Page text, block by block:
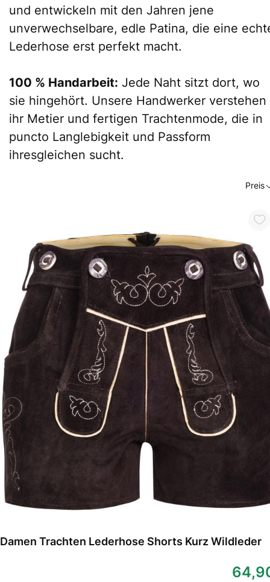
und entwickeln mit den Jahren jene
unverwechselbare, edle Patina, die eine
Lederhose erst perfekt macht.
100 % Handarbeit: Jede Naht sitzt dort, wo
sie hingehört. Unsere Handwerker verstehen
ihr Metier und fertigen Trachtenmode, die in
puncto Langlebigkeit und Passform
ihresgleichen sucht.
Preis
Damen Trachten Lederhose Shorts Kurz Wildleder